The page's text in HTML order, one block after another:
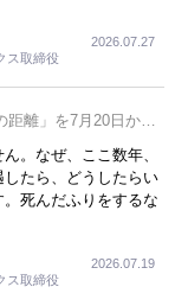
いからできたことで
ったと聞くと、疲れ
ス取締役
2026.07.27
距離」を7月20日から
。なぜ、ここ数年、
たら、どうしたらい
死んだふりをするな
この企画展はタイム
ス取締役
2026.07.19